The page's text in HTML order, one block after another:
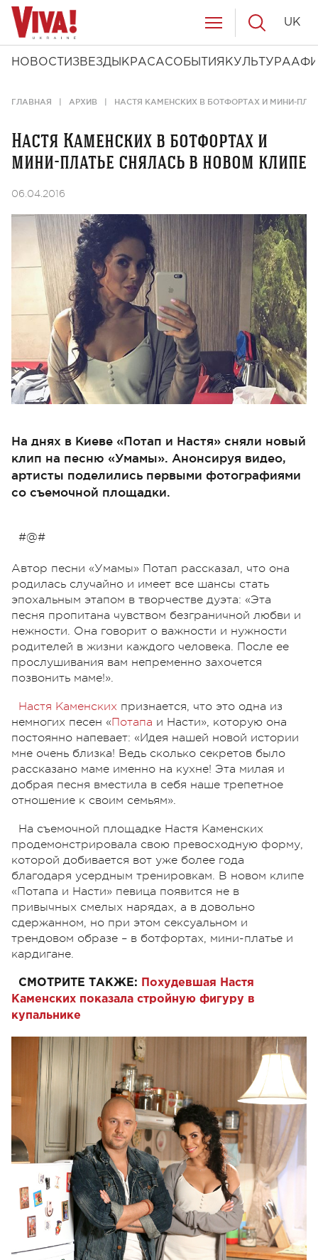
НОВОСТИ ЗВЕЗДЫ КРАСАСОБЫТИЯ КУЛЬТУРА
UK
ГЛАВНАЯ АРХИВ НАСТЯ КАМЕНСКИХ В БОТФОРТАХ И МИНИ-
Настя Каменских в ботфортах и
мини-платье снялась в новом клипе
06.04.2016
На днях в Киеве «Потап и Настя» сняли новый
клип на песню «Умамы». Анонсируя видео,
артисты поделились первыми фотографиями
со съемочной площадки.
#@#
Автор песни «Умамы» Потап рассказал, что она
родилась случайно и имеет все шансы стать
эпохальным этапом в творчестве дуэта: «Эта
песня пропитана чувством безграничной любви и
нежности. Она говорит о важности и нужности
родителей в жизни каждого человека. После ее
прослушивания вам непременно захочется
позвонить маме!».
Настя Каменских признается, что это одна из
немногих песен «Потапа и Насти», которую она
постоянно напевает: «Идея нашей новой истории
мне очень близка! Ведь сколько секретов было
рассказано маме именно на кухне! Эта милая и
добрая песня вместила в себя наше трепетное
отношение к своим семьям».
На съемочной площадке Настя Каменских
продемонстрировала свою превосходную форму,
которой добивается вот уже более года
благодаря усердным тренировкам. В новом клипе
«Потапа и Насти» певица появится не в
привычных смелых нарядах, а в довольно
сдержанном, но при этом сексуальном и
трендовом образе – в ботфортах, мини-платье и
кардигане.
СМОТРИТЕ ТАКЖЕ:
Похудевшая Настя
Каменских показала стройную фигуру в
купальнике